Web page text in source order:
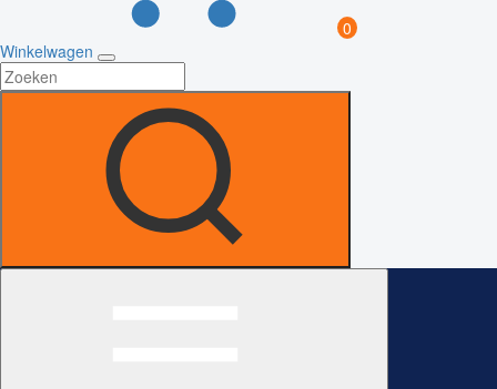
0
Winkelwagen